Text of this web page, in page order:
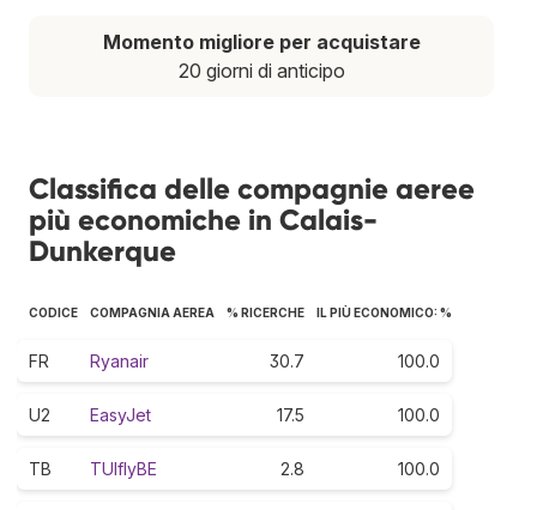
Momento migliore per acquistare
20 giorni di anticipo
Classifica delle compagnie aeree
più economiche in Calais-
Dunkerque
CODICE COMPAGNIA AEREA % RICERCHE IL PIÙ ECONOMICO: %
FR Ryanair 30.7 100.0
U2 EasyJet 17.5 100.0
TB TUIflyBE 2.8 100.0